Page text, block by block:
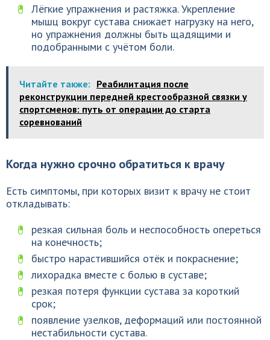
Лёгкие упражнения и растяжка. Укрепление
мышц вокруг сустава снижает нагрузку на него,
но упражнения должны быть щадящими и
подобранными с учётом боли.
Читайте также: Реабилитация после
реконструкции передней крестообразной связки у
спортсменов: путь от операции до старта
соревнований
Когда нужно срочно обратиться к врачу
Есть симптомы, при которых визит к врачу не стоит
откладывать:
резкая сильная боль и неспособность опереться
на конечность;
быстро нарастившийся отёк и покраснение;
лихорадка вместе с болью в суставе;
резкая потеря функции сустава за короткий
срок;
появление узелков, деформаций или постоянной
нестабильности сустава.